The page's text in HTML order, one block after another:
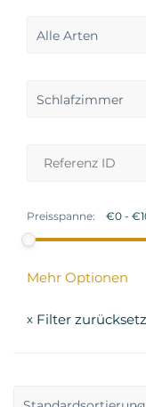
Alle Arten
Schlafzimmer
Preisspanne:
Mehr Optionen
x Filter